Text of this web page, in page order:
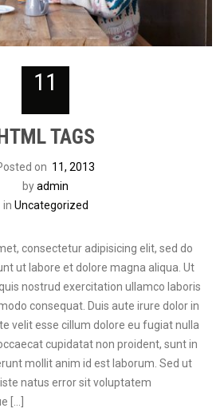
11
TAGS
on 11, 2013
byadmin
in Uncategorized
consectetur adipisicing elit, sed do
ut labore et dolore magna aliqua. Ut
nostrud exercitation ullamco laboris
consequat. Duis aute irure dolor in
velit esse cillum dolore eu fugiat nulla
cupidatat non proident, sunt in
mollit anim id est laborum. Sed ut
natus error sit voluptatem
[…]